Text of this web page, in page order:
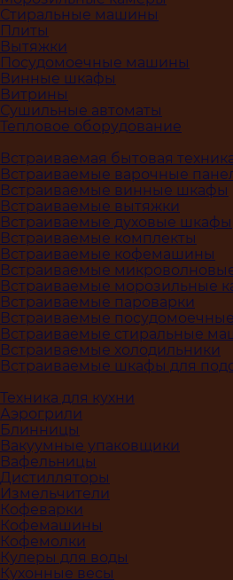
Стиральные машины
Плиты
Вытяжки
Посудомоечные машины
Винные шкафы
Витрины
Сушильные автоматы
Тепловое оборудование
Встраиваемая бытовая
Встраиваемые варочные
Встраиваемые винные шкафы
Встраиваемые вытяжки
Встраиваемые духовые шкафы
Встраиваемые комплекты
Встраиваемые кофемашины
Встраиваемые
Встраиваемые морозильные
Встраиваемые пароварки
Встраиваемые
Встраиваемые стиральные
Встраиваемые холодильники
Встраиваемые шкафы для
Техника для кухни
Аэрогрили
Блинницы
Вакуумные упаковщики
Вафельницы
Дистилляторы
Измельчители
Кофеварки
Кофемашины
Кофемолки
Кулеры для воды
Кухонные весы